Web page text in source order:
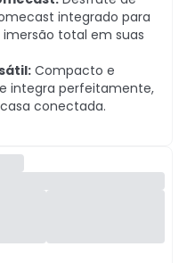
integrado para
total em suas
Compacto e
integra perfeitamente,
conectada.